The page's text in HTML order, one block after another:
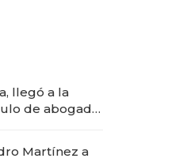
llegó a la
de abogado
Martínez a